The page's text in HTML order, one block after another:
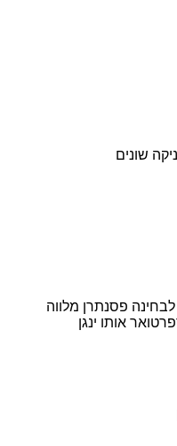
שונים
פסנתרן מלווה
אותו ינגן